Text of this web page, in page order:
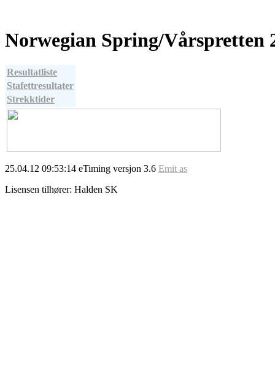
Norwegian Spring/Vårspretten
Resultatliste
Stafettresultater
Strekktider
25.04.12 09:53:14 eTiming versjon 3.6 Emit as
Lisensen tilhører: Halden SK